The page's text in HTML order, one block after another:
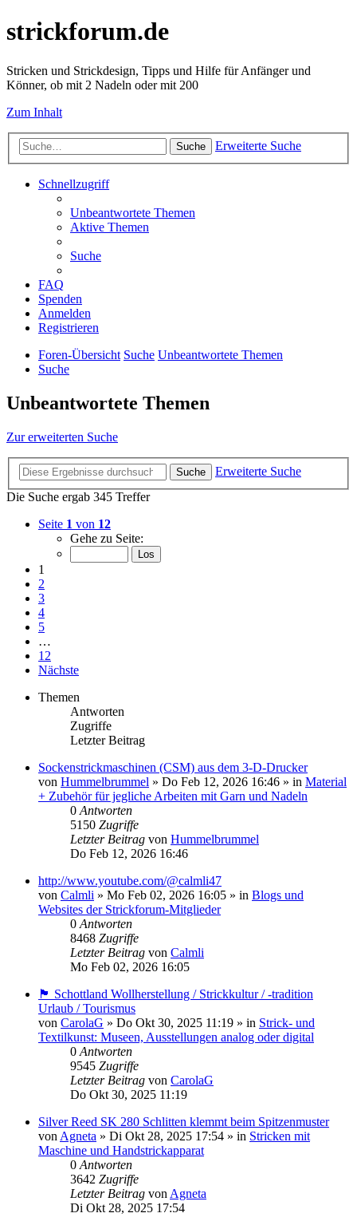
strickforum.de
Stricken und Strickdesign, Tipps und Hilfe für Anfänger und
Könner, ob mit 2 Nadeln oder mit 200
Zum Inhalt
Suche Erweiterte Suche
Schnellzugriff
Unbeantwortete Themen
Aktive Themen
Suche
FAQ
Spenden
Anmelden
Registrieren
Foren-Übersicht Suche Unbeantwortete Themen
Suche
Unbeantwortete Themen
Zur erweiterten Suche
Suche
Erweiterte Suche
Die Suche ergab 345 Treffer
Seite 1 von 12
Gehe zu Seite:
1
2
3
4
5
…
12
Nächste
Themen
Antworten
Zugriffe
Letzter Beitrag
Sockenstrickmaschinen (CSM) aus dem 3-D-Drucker
von Hummelbrummel » Do Feb 12, 2026 16:46 » in Material
+ Zubehör für jegliche Arbeiten mit Garn und Nadeln
0 Antworten
5150 Zugriffe
Letzter Beitrag von Hummelbrummel
Do Feb 12, 2026 16:46
http://www.youtube.com/@calmli47
von Calmli » Mo Feb 02, 2026 16:05 » in Blogs und
Websites der Strickforum-Mitglieder
0 Antworten
8468 Zugriffe
Letzter Beitrag von Calmli
Mo Feb 02, 2026 16:05
🏴󠁧󠁢󠁳󠁣󠁴󠁿 Schottland Wollherstellung / Strickkultur / -tradition
Urlaub / Tourismus
von CarolaG » Do Okt 30, 2025 11:19 » in Strick- und
Textilkunst: Museen, Ausstellungen analog oder digital
0 Antworten
9545 Zugriffe
Letzter Beitrag von CarolaG
Do Okt 30, 2025 11:19
Silver Reed SK 280 Schlitten klemmt beim Spitzenmuster
von Agneta » Di Okt 28, 2025 17:54 » in Stricken mit
Maschine und Handstrickapparat
0 Antworten
3642 Zugriffe
Letzter Beitrag von Agneta
Di Okt 28, 2025 17:54